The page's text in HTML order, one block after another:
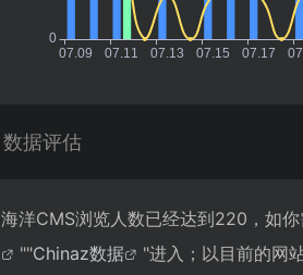
数据评估
海洋CMS浏览人数已经达到220，如
""Chinaz数据
"进入；以目前的网